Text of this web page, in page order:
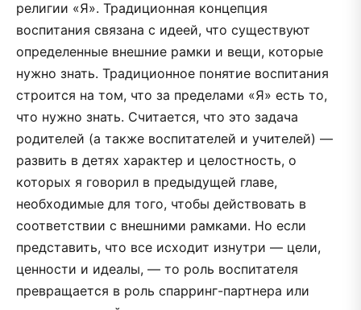
религии «Я». Традиционная концепция
воспитания связана с идеей, что существуют
определенные внешние рамки и вещи, которые
нужно знать. Традиционное понятие воспитания
строится на том, что за пределами «Я» есть то,
что нужно знать. Считается, что это задача
родителей (а также воспитателей и учителей) —
развить в детях характер и целостность, о
которых я говорил в предыдущей главе,
необходимые для того, чтобы действовать в
соответствии с внешними рамками. Но если
представить, что все исходит изнутри — цели,
ценности и идеалы, — то роль воспитателя
превращается в роль спарринг-партнера или